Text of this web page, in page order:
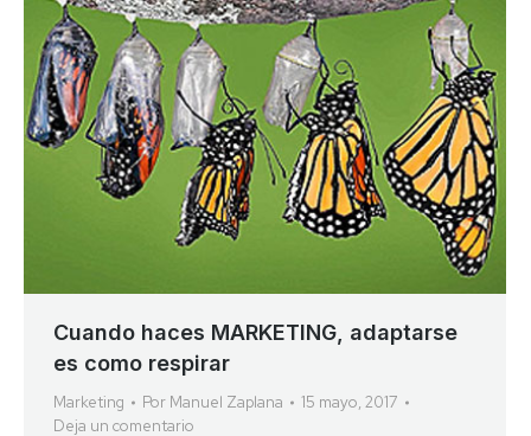
Cuando haces MARKETING, adaptarse
es como respirar
Marketing Por Manuel Zaplana
15 mayo, 2017
Deja un comentario